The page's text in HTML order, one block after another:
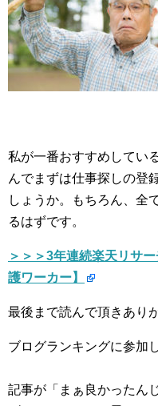
私が一番おすすめしてい
んでまずは仕事探しの登
しょうか。もちろん、全
るはずです。
＞＞＞3年連続楽天リサ
護ワーカー】
最後まで読んで頂きあり
ブログランキングに参加
記事が「まぁ良かったん